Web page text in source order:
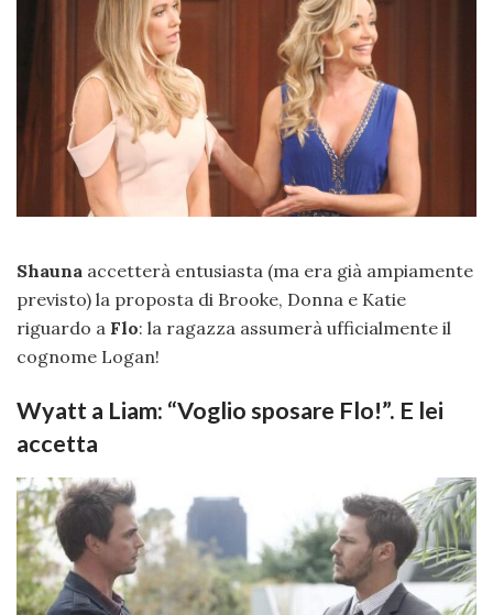
Shauna accetterà entusiasta (ma era già ampiamente
previsto) la proposta di Brooke, Donna e Katie
riguardo a Flo: la ragazza assumerà ufficialmente il
cognome Logan!
Wyatt a Liam: “Voglio sposare Flo!”. E lei
accetta